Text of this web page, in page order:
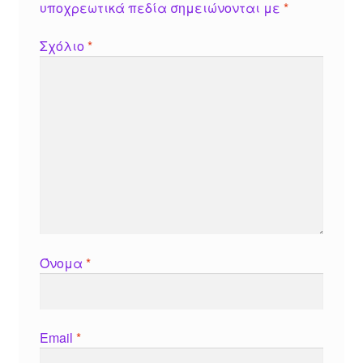
υποχρεωτικά πεδία σημειώνονται με *
Σχόλιο*
Όνομα *
Email *